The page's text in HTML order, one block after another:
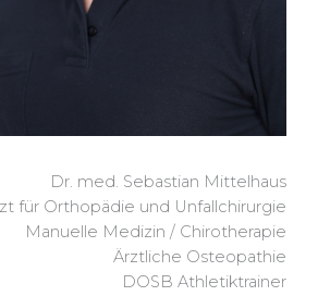
Dr. med. Sebastian Mittelhaus
für Orthopädie und Unfallchirurgie
Manuelle Medizin / Chirotherapie
Ärztliche Osteopathie
DOSB Athletiktrainer